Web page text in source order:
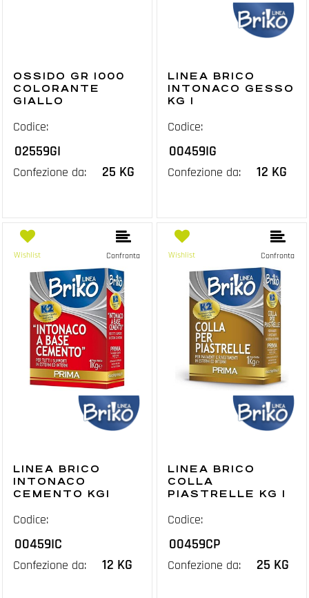
OSSIDO GR 1000
COLORANTE
GIALLO
Codice:
02559GI
Confezione da: 25 KG
LINEA BRICO
INTONACO GESSO
KG 1
Codice:
00459IG
Confezione da: 12 KG
Wishlist Confronta
LINEA BRICO
INTONACO
CEMENTO KG1
Codice:
00459IC
Confezione da: 12 KG
Wishlist Confronta
LINEA BRICO
COLLA
PIASTRELLE KG 1
Codice:
00459CP
Confezione da: 25 KG